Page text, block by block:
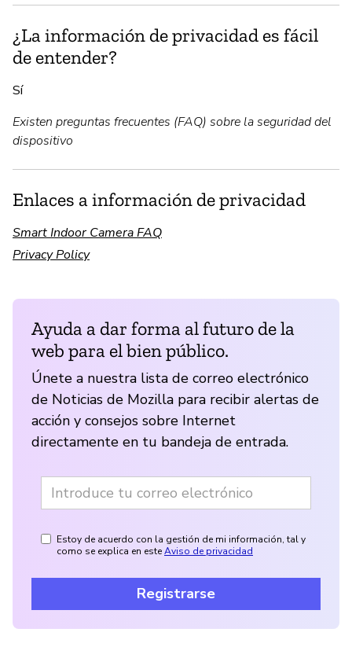
¿La información de privacidad es fácil
de entender?
Sí
Existen preguntas frecuentes (FAQ) sobre la seguridad del
dispositivo
Enlaces a información de privacidad
Smart Indoor Camera FAQ
Privacy Policy
Ayuda a dar forma al futuro de la
web para el bien público.
Únete a nuestra lista de correo electrónico
de Noticias de Mozilla para recibir alertas de
acción y consejos sobre Internet
directamente en tu bandeja de entrada.
Estoy de acuerdo con la gestión de mi información, tal y
como se explica en esteAviso de privacidad
Registrarse